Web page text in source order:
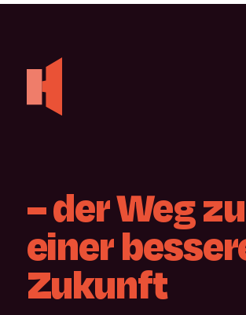
–derWegzu
einer
Zukunft